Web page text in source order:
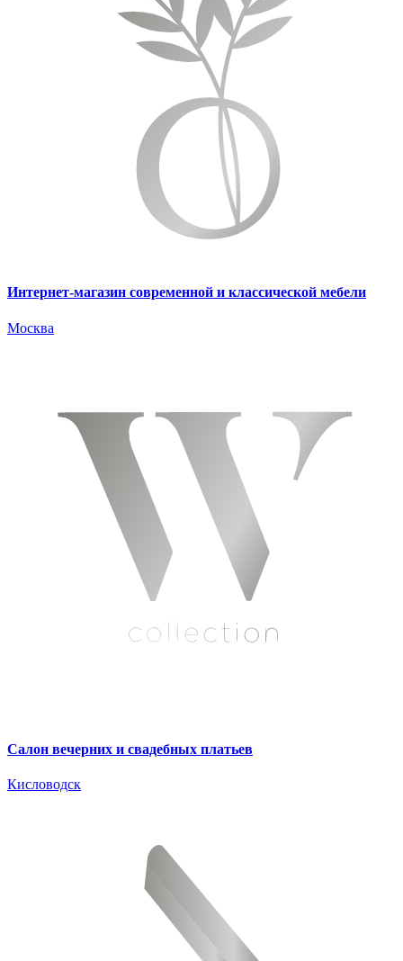
Интернет-магазин современной и классической мебели
Москва
Салон вечерних и свадебных платьев
Кисловодск